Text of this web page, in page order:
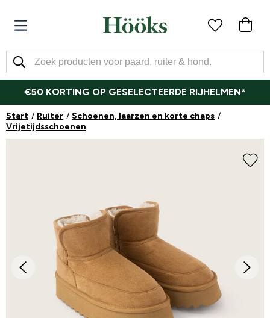
€50 KORTING OP GESELECTEERDE RIJHELMEN*
Start Ruiter
Schoenen, laarzen en korte chaps
Vrijetijdsschoenen